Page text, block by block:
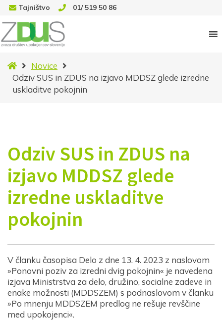
Tajništvo 01/ 519 50 86
DomovNovice
Odziv SUS in ZDUS na izjavo MDDSZ glede izredne
uskladitve pokojnin
Odziv SUS in ZDUS na
izjavo MDDSZ glede
izredne uskladitve
pokojnin
V članku časopisa Delo z dne 13. 4. 2023 z naslovom
»Ponovni poziv za izredni dvig pokojnin« je navedena
izjava Ministrstva za delo, družino, socialne zadeve in
enake možnosti (MDDSZEM) s podnaslovom v članku
»Po mnenju MDDSZEM predlog ne rešuje revščine
med upokojenci«.